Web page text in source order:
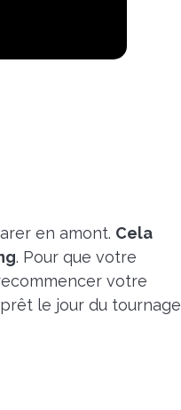
en amont. Cela
. Pour que votre
votre
le jour du tournage